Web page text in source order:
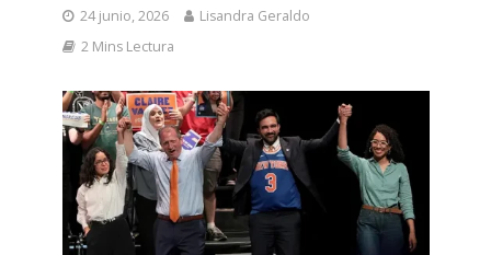
24 junio, 2026
Lisandra Geraldo
2 Mins Lectura